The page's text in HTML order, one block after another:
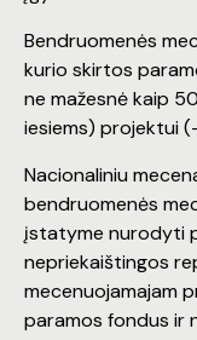
Bendruomenės
kurio skirtos
ne mažesnė kaip
iesiems) projektui
Nacionaliniu
bendruomenės
įstatyme nurodyti
nepriekaištingos
mecenuojamajam
paramos fondus ir